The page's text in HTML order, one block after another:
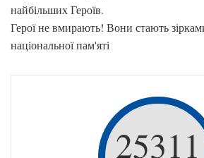
найбільших Героїв.
Герої не вмирають! Вони стають
національної пам'яті
25311